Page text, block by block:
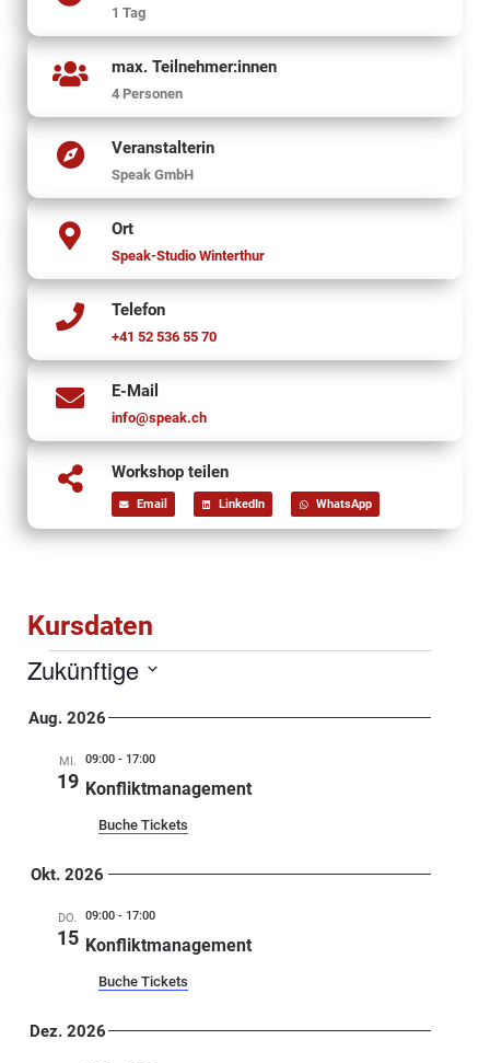
1 Tag
max. Teilnehmer:innen
4 Personen
Veranstalterin
Speak GmbH
Ort
Speak-Studio Winterthur
Telefon
+41 52 536 55 70
E-Mail
info@speak.ch
Workshop teilen
Email LinkedIn WhatsApp
Kursdaten
Zukünftige
date.
Aug. 2026
MI.
19
09:00- 17:00
Konfliktmanagement
Buche Tickets
Okt. 2026
DO.
15
09:00- 17:00
Konfliktmanagement
Buche Tickets
Dez. 2026